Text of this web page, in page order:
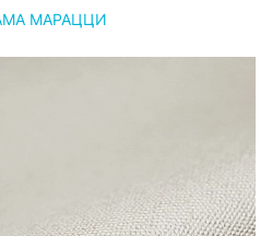
МАРАЦЦИ